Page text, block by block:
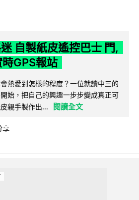
自製紙皮遙控巴士 門,
GPS報站
熱愛到怎樣的程度？一位就讀中三的
始，把自己的興趣一步步變成真正可
親手製作出...
閱讀全文
享